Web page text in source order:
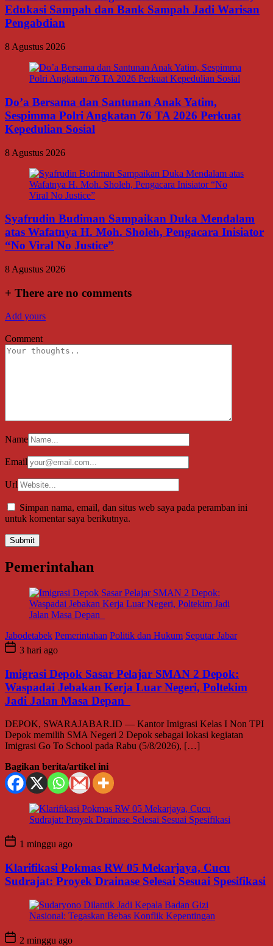
Edukasi Sampah dan Bank Sampah Jadi Warisan
Pengabdian
8 Agustus 2026
Do’a Bersama dan Santunan Anak Yatim,
Sespimma Polri Angkatan 76 TA 2026 Perkuat
Kepedulian Sosial
8 Agustus 2026
Syafrudin Budiman Sampaikan Duka Mendalam
atas Wafatnya H. Moh. Sholeh, Pengacara Inisiator
“No Viral No Justice”
8 Agustus 2026
+ There are no comments
Add yours
Comment
Name
Email
Url
Simpan nama, email, dan situs web saya pada peramban ini
untuk komentar saya berikutnya.
Pemerintahan
Jabodetabek Pemerintahan Politik dan Hukum Seputar Jabar
3 hari ago
Imigrasi Depok Sasar Pelajar SMAN 2 Depok:
Waspadai Jebakan Kerja Luar Negeri, Poltekim
Jadi Jalan Masa Depan
DEPOK, SWARAJABAR.ID — Kantor Imigrasi Kelas I Non TPI
Depok memilih SMA Negeri 2 Depok sebagai lokasi kegiatan
Imigrasi Go To School pada Rabu (5/8/2026), […]
Bagikan berita/artikel ini
1 minggu ago
Klarifikasi Pokmas RW 05 Mekarjaya, Cucu
Sudrajat: Proyek Drainase Selesai Sesuai Spesifikasi
2 minggu ago